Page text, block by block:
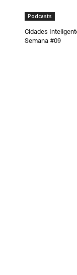
Podcasts
Cidades
Semana #09